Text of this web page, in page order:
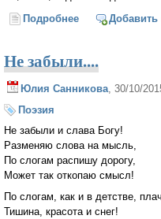
Подробнее о Плач Адама
Добавить
Не забыли....
Юлия Санникова , 30/10/
Поэзия
Не забыли и слава Богу!
Разменяю слова на мысль,
По слогам распишу дорогу,
Может так откопаю смысл!
По слогам, как и в детстве,
Тишина, красота и снег!